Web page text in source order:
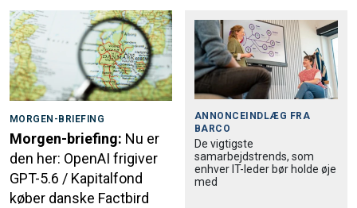
MORGEN-BRIEFING
Morgen-briefing: Nu er
den her: OpenAI frigiver
GPT-5.6 / Kapitalfond
køber danske Factbird
ANNONCEINDLÆG FRA
BARCO
De vigtigste
samarbejdstrends, som
enhver IT-leder bør holde øje
med